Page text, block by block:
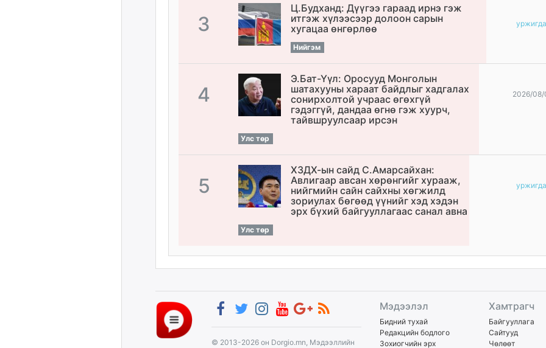
3
Ц.Будханд: Дүүгээ гараад ирнэ гэж
итгэж хүлээсээр долоон сарын
хугацаа өнгөрлөө
Нийгэм
4
Э.Бат-Үүл: Оросууд Монголын
шатахууны хараат байдлыг хадгалах
сонирхолтой учраас өгөхгүй
гэдэггүй, дандаа өгнө гэж хуурч,
тайвшруулсаар ирсэн
Улс төр
2026/08/
5
ХЗДХ-ын сайд С.Амарсайхан:
Авлигаар авсан хөрөнгийг хурааж,
нийгмийн сайн сайхны хөгжилд
зориулах бөгөөд үүнийг хэд хэдэн
эрх бүхий байгууллагаас санал авна
Улс төр
© 2013-2026 он Dorgio.mn, Мэдээллийн
Мэдээлэл
Бидний тухай
Редакцийн бодлого
Зохиогчийн эрх
Хамтрагч
Байгууллага
Сайтууд
Чөлөөт